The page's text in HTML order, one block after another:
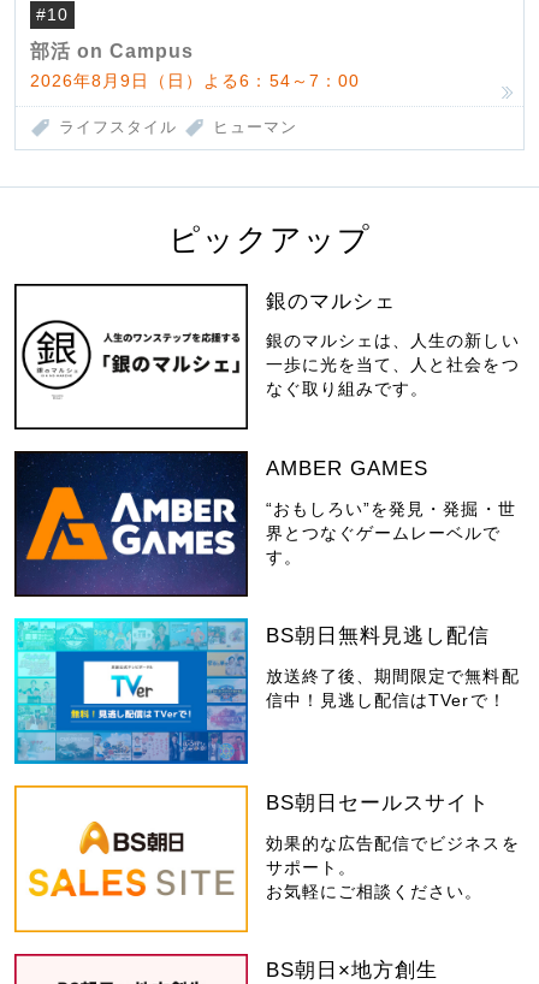
#10
部活 on Campus
2026年8月9日（日）よる6：54～7：00
ライフスタイル ヒューマン
ピックアップ
銀のマルシェ
銀のマルシェは、人生の新しい
一歩に光を当て、人と社会をつ
なぐ取り組みです。
AMBER GAMES
“おもしろい”を発見・発掘・世
界とつなぐゲームレーベルで
す。
BS朝日無料見逃し配信
放送終了後、期間限定で無料配
信中！見逃し配信はTVerで！
BS朝日セールスサイト
効果的な広告配信でビジネスを
サポート。
お気軽にご相談ください。
BS朝日×地方創生